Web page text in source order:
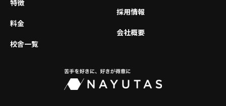
特徴
料金
校舎一覧
採用情報
会社概要